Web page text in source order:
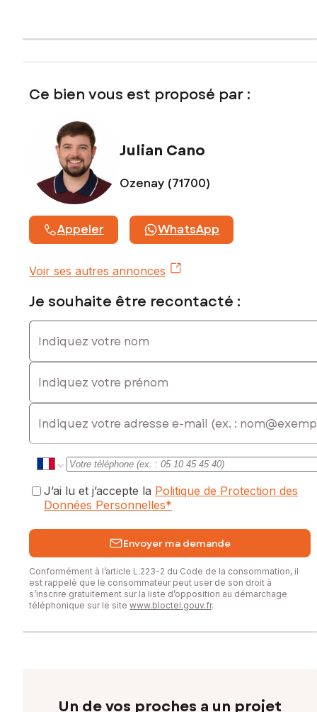
0672232433, E-mail : julian.cano@safti.fr - EI - Agent
Ce bien vous est proposé par :
Julian Cano
Ozenay (71700)
Appeler WhatsApp
Voir ses autres annonces
Je souhaite être recontacté :
Indiquez votre nom
Indiquez votre prénom
E-mail
J’ai lu et j’accepte la Politique de Protection des
Données Personnelles*
Envoyer ma demande
Conformément à l’article L.223-2 du Code de la consommation, il
est rappelé que le consommateur peut user de son droit à
s’inscrire gratuitement sur la liste d’opposition au démarchage
téléphonique sur le site www.bloctel.gouv.fr.
Un de vos proches a un projet